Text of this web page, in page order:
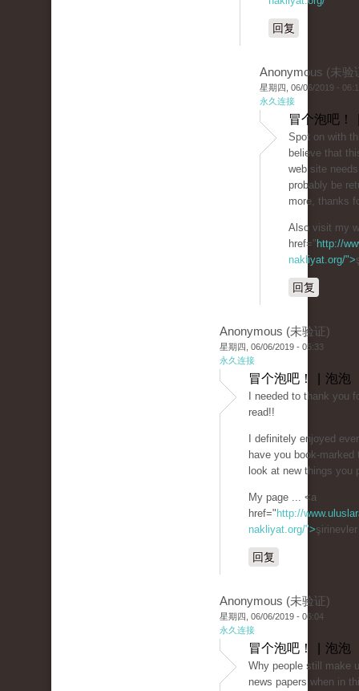
回复
Anonymous (未验
星期四, 06/06/2019 -
永久连接
冒个泡吧！
Spot on with
believe that
web site
probably be
more, thanks
Also visit my
href=" http://
nakliyat.org/">
回复
Anonymous (未验证)
星期四, 06/06/2019 - 05:33
永久连接
冒个泡吧！ | 泡泡
I needed to thank you
read!!
I definitely enjoyed
have you book-marked
look at new things
My page ... <a
href=" http://
nakliyat.org/">
回复
Anonymous (未验证)
星期四, 06/06/2019 - 06:04
永久连接
冒个泡吧！ | 泡泡
Why people still make
news papers when in